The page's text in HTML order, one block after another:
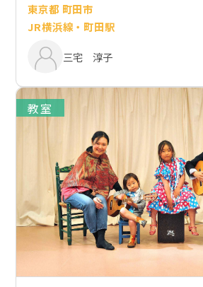
東京都 町田市
JR横浜線・町田駅
三宅 淳子
教室